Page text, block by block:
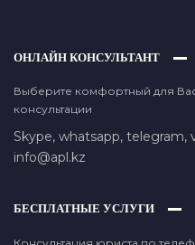
ОНЛАЙН КОНСУЛЬТАНТ
Выберите комфортный для
консультации
Skype, whatsapp, telegram,
info@apl.kz
БЕСПЛАТНЫЕ УСЛУГИ